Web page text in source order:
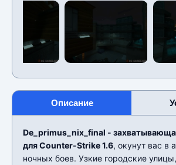
Описание
De_primus_nix_final -
для Counter-Strike 1.6, окунут вас в
ночных боев. Узкие городские